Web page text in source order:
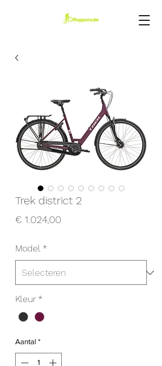
Trek district 2
€ 1.024,00
Model *
Kleur *
Aantal *